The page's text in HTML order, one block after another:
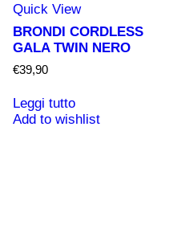
Quick View
BRONDI CORDLESS
GALA TWIN NERO
€39,90
Leggi tutto
Add to wishlist